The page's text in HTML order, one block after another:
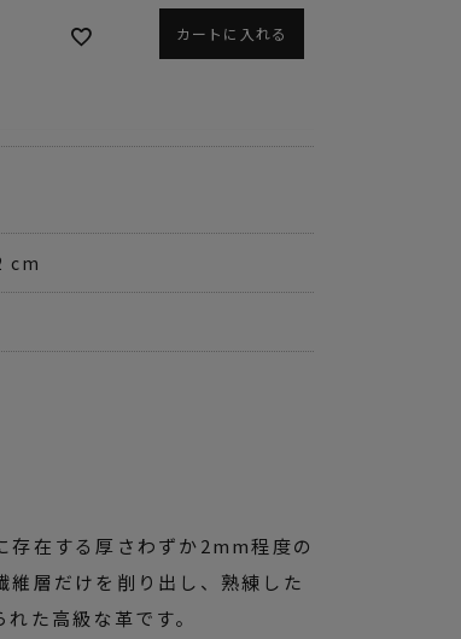
カートに入れる
cm
存在する厚さわずか2mm程度の
維層だけを削り出し、熟練した
た高級な革です。